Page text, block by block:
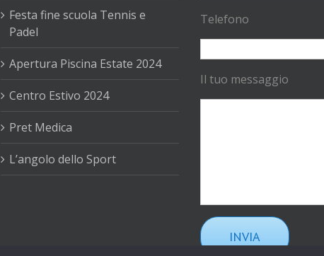
Festa fine scuola Tennis e
Padel
Apertura Piscina Estate 2024
Centro Estivo 2024
Pret Medica
L’angolo dello Sport
Telefono
Il tuo messaggio